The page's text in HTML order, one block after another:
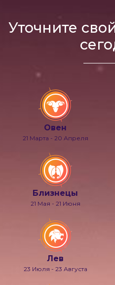
Уточните
Овен
21 Марта - 20 Апреля
Близнецы
21 Мая - 21 Июня
Лев
23 Июля - 23 Августа